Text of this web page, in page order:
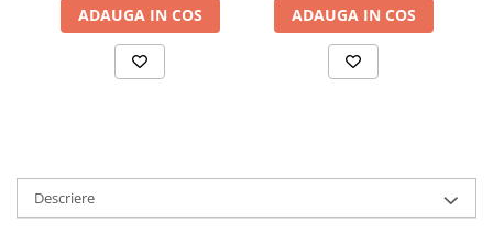
Accesorii vioara-viola
Chitare clasice
Orga electronica
Viori
ADAUGA IN COS ADAUGA IN COS
Descriere